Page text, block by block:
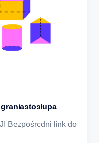
Bezpośredni link do